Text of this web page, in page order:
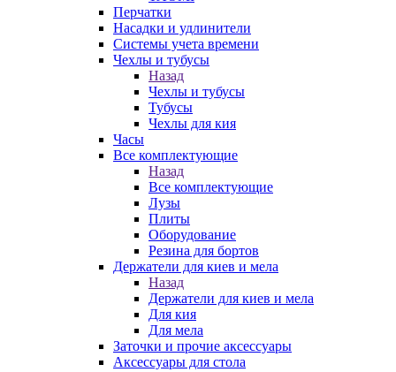
Перчатки
Насадки и удлинители
Системы учета времени
Чехлы и тубусы
Назад
Чехлы и тубусы
Тубусы
Чехлы для кия
Часы
Все комплектующие
Назад
Все комплектующие
Лузы
Плиты
Оборудование
Резина для бортов
Держатели для киев и мела
Назад
Держатели для киев и мела
Для кия
Для мела
Заточки и прочие аксессуары
Аксессуары для стола